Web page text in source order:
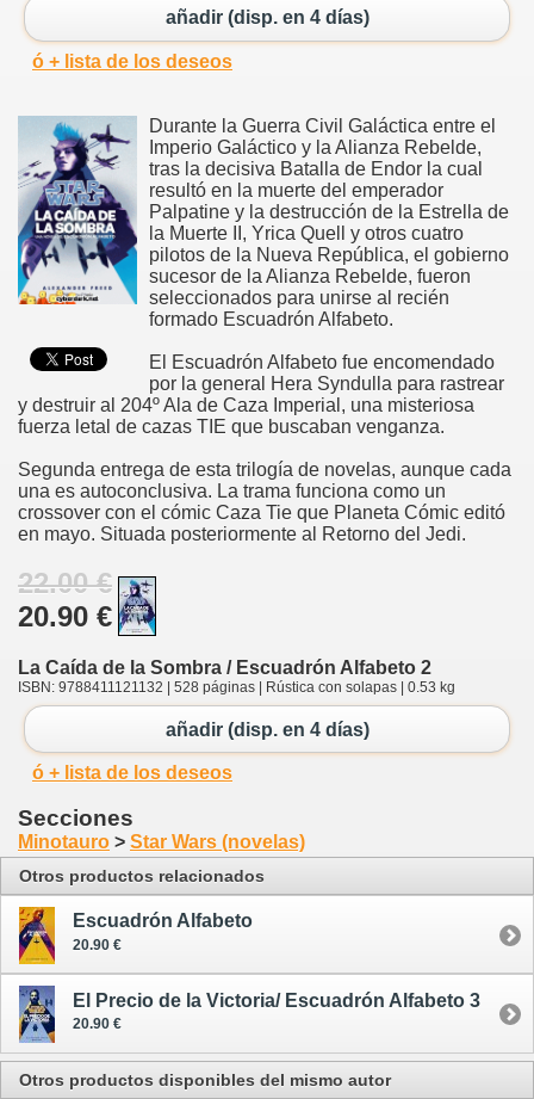
añadir (disp. en 4 días)
ó + lista de los deseos
Durante la Guerra Civil Galáctica entre el
Imperio Galáctico y la Alianza Rebelde,
tras la decisiva Batalla de Endor la cual
resultó en la muerte del emperador
Palpatine y la destrucción de la Estrella de
la Muerte II, Yrica Quell y otros cuatro
pilotos de la Nueva República, el gobierno
sucesor de la Alianza Rebelde, fueron
seleccionados para unirse al recién
formado Escuadrón Alfabeto.
El Escuadrón Alfabeto fue encomendado
por la general Hera Syndulla para rastrear
y destruir al 204º Ala de Caza Imperial, una misteriosa
fuerza letal de cazas TIE que buscaban venganza.
Segunda entrega de esta trilogía de novelas, aunque cada
una es autoconclusiva. La trama funciona como un
crossover con el cómic Caza Tie que Planeta Cómic editó
en mayo. Situada posteriormente al Retorno del Jedi.
22.00 €
20.90 €
La Caída de la Sombra / Escuadrón Alfabeto 2
ISBN: 9788411121132 | 528 páginas | Rústica con solapas | 0.53 kg
añadir (disp. en 4 días)
ó + lista de los deseos
Secciones
Minotauro > Star Wars (novelas)
Otros productos relacionados
Escuadrón Alfabeto
20.90 €
El Precio de la Victoria/ Escuadrón Alfabeto 3
20.90 €
Otros productos disponibles del mismo autor